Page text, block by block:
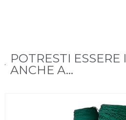
POTRESTI ESSERE
ANCHE A...